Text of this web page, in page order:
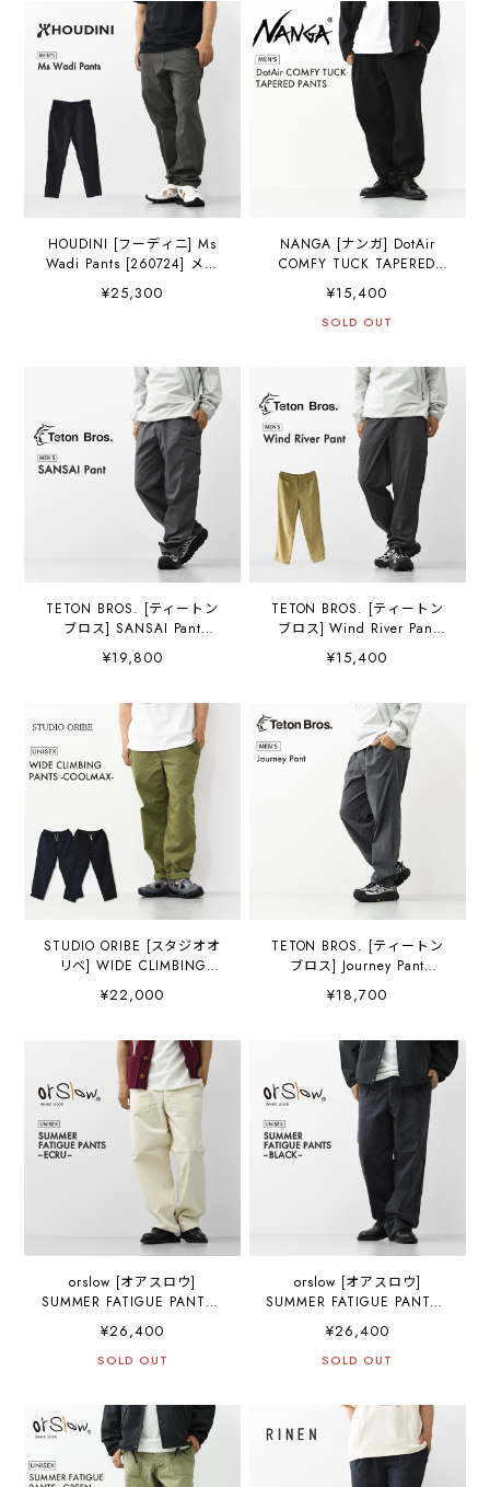
ニング・MEN'S [2026SS]
MEN'S [2026SS]
HOUDINI [フーディニ] Ms
Wadi Pants [260724] メン
ズ ワディ パンツ・リラック
スパンツ・超軽量・速乾
ング・アウトドア・アクテ
ィビティ・キャンプ・旅
行・MEN'S [2026SS]
¥25,300
NANGA [ナンガ] DotAir
COMFY TUCK TAPERED
PANTS [N2500-1A333A] ド
ットエア? コンフィー タッ
ク テーパードパンツ・パン
ツ・ストレッチ・アウトド
ア・ビジネス・旅行・
MEN'S [2026SS]
¥15,400
SOLD OUT
TETON BROS. [ティートン
ブロス] SANSAI Pant
[TB261-730] サンサイパン
ツ・リラックスフィット・
性・耐切創性・耐摩耗性・
ストレッチ性・MEN'S
[2026SS]
¥19,800
TETON BROS. [ティートン
ブロス] Wind River Pant
[TB261-210] ウィンドリバ
ーパンツ・ウィンドシェル
チ性・防風性・撥水性・耐
久性・MEN'S [2026SS]
¥15,400
STUDIO ORIBE [スタジオオ
リベ] WIDE CLIMBING
PANTS -COOLMAX-
[WC154] ワイドクライミン
イージーパンツ・ワイドパ
ンツ・チノパンツ・
MEN'S/LADY'S [2026SS]
¥22,000
TETON BROS. [ティートン
ブロス] Journey Pant
[TB261-100] ジャーニーパ
ンツ・軽量性・ストレッチ
トドア・MEN'S [2026SS]
¥18,700
orslow [オアスロウ]
SUMMER FATIGUE PANTS -
ECRU - [01-5103-M66] サマ
ーファティーグパンツ- エク
リュ - ・ファティーグパン
ライトキャンバス生地・ワ
イドフィット・MEN'S /
LADY'S [2026SS]
¥26,400
SOLD OUT
orslow [オアスロウ]
SUMMER FATIGUE PANTS -
BLACK -[01-5103-M61] サマ
ーファティーグパンツ - ブ
ラック -・ファティーグパン
ライトキャンバス生地・ワ
イドフィット・MEN'S /
LADY'S [2026SS]
¥26,400
SOLD OUT